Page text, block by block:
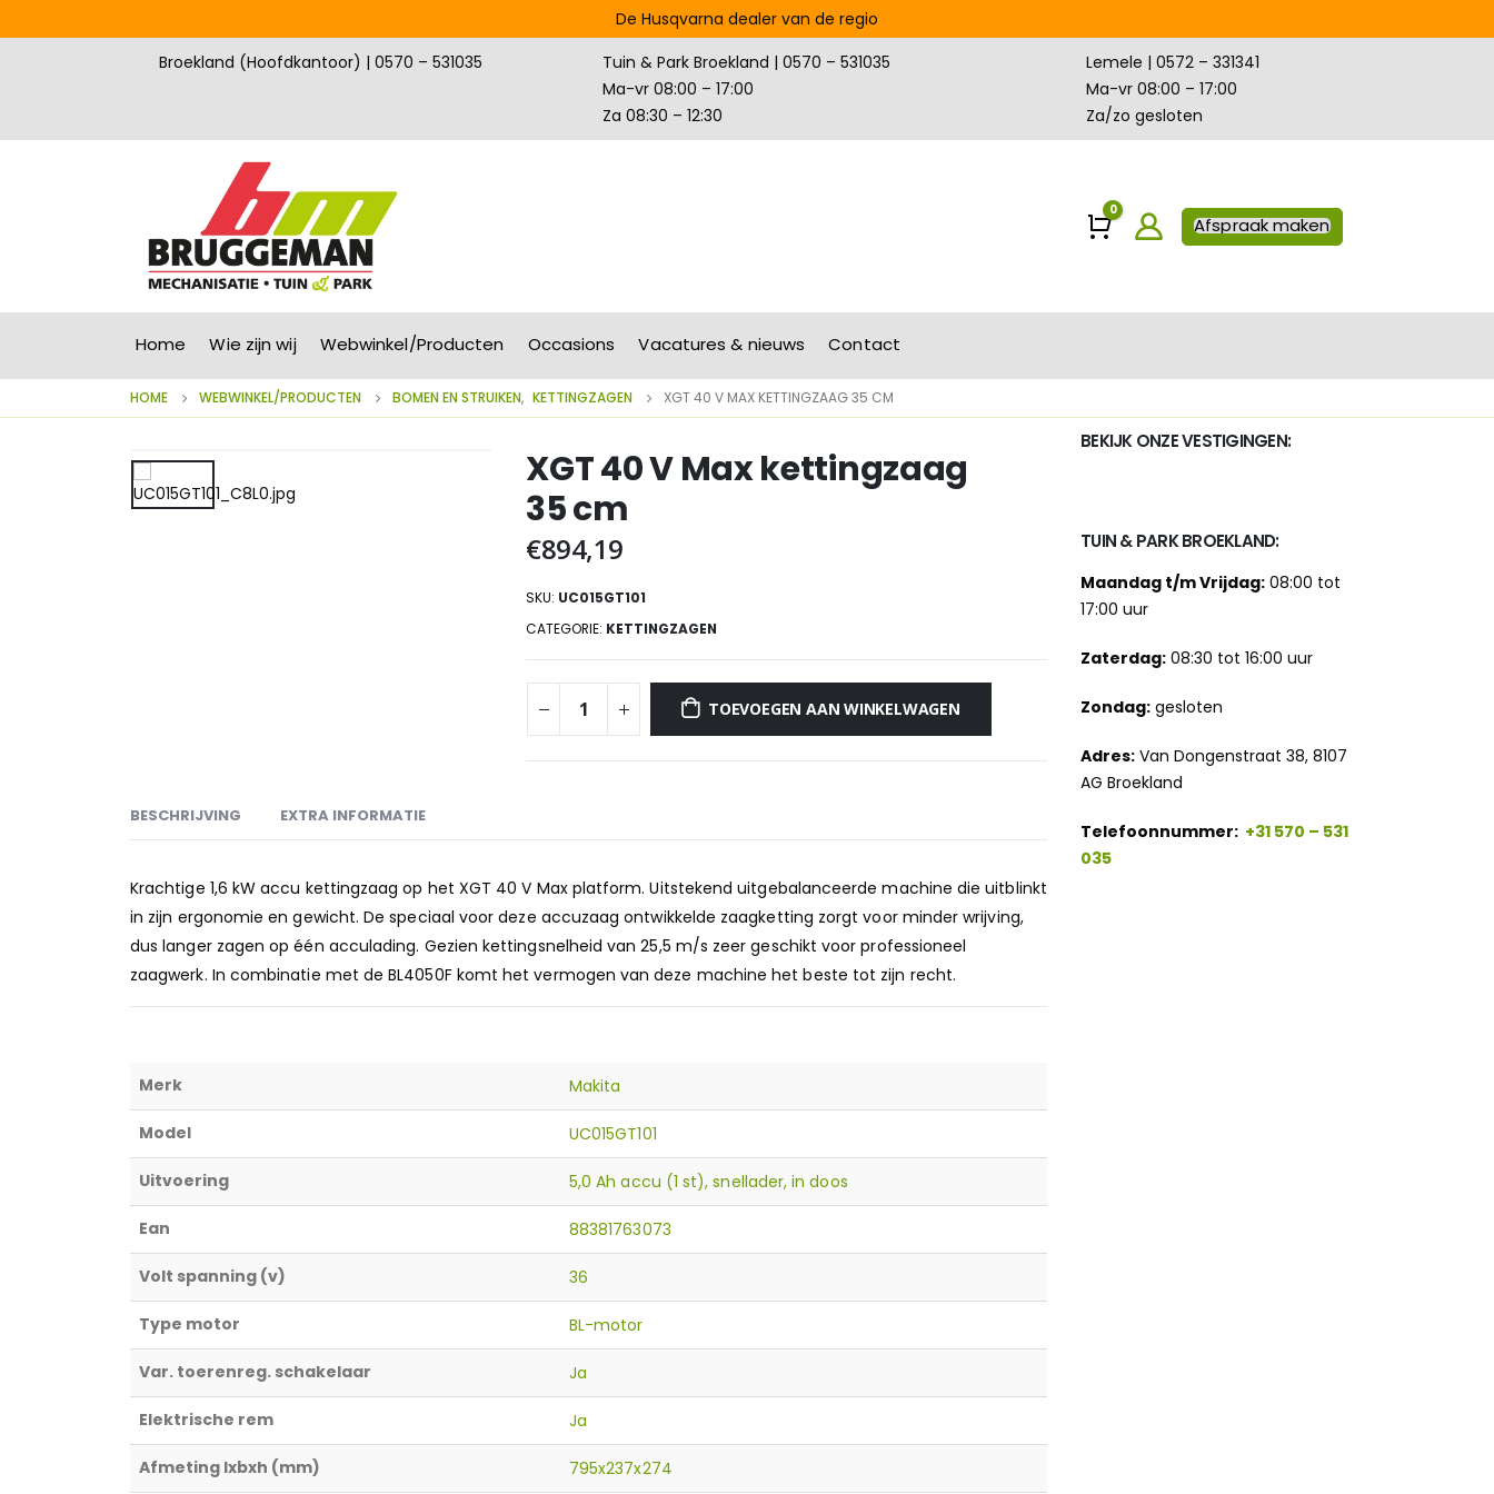
De Husqvarna dealer van de regio
Broekland (Hoofdkantoor) | 0570 – 531035
Tuin & Park Broekland | 0570 – 531035
Ma-vr 08:00 – 17:00
Za 08:30 – 12:30
Lemele | 0572 – 331341
Ma-vr 08:00 – 17:00
Za/zo gesloten
Winkelwagen
0
Afspraak maken
Home Wie zijn wij Webwinkel/Producten Occasions Vacatures & nieuws Contact
HOME WEBWINKEL/PRODUCTEN BOMEN EN STRUIKEN, KETTINGZAGEN XGT 40 V MAX KETTINGZAAG 35 CM
XGT 40 V Max kettingzaag
35 cm
€894,19
SKU: UC015GT101
CATEGORIE: KETTINGZAGEN
TOEVOEGEN AAN WINKELWAGEN
BESCHRIJVING EXTRA INFORMATIE
Krachtige 1,6 kW accu kettingzaag op het XGT 40 V Max platform. Uitstekend uitgebalanceerde machine die uitblinkt
in zijn ergonomie en gewicht. De speciaal voor deze accuzaag ontwikkelde zaagketting zorgt voor minder wrijving,
dus langer zagen op één acculading. Gezien kettingsnelheid van 25,5 m/s zeer geschikt voor professioneel
zaagwerk. In combinatie met de BL4050F komt het vermogen van deze machine het beste tot zijn recht.
Merk Makita
Model UC015GT101
Uitvoering 5,0 Ah accu (1 st), snellader, in doos
Ean 88381763073
Volt spanning (v) 36
Type motor BL-motor
Var. toerenreg. schakelaar Ja
Elektrische rem Ja
Afmeting lxbxh (mm) 795x237x274
BEKIJK ONZE VESTIGINGEN:
TUIN & PARK BROEKLAND:
Maandag t/m Vrijdag: 08:00 tot
17:00 uur
Zaterdag: 08:30 tot 16:00 uur
Zondag: gesloten
Adres: Van Dongenstraat 38, 8107
AG Broekland
Telefoonnummer: +31 570 – 531
035